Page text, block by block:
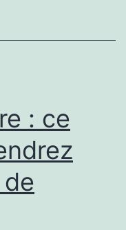
: ce